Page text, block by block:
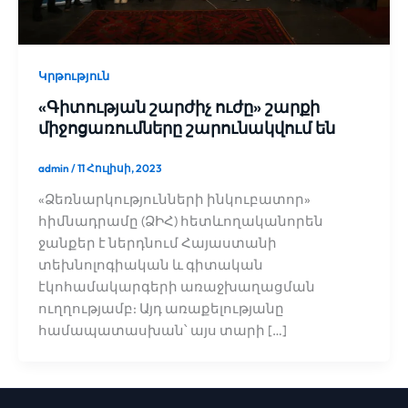
Կրթություն
«Գիտության շարժիչ ուժը» շարքի
միջոցառումները շարունակվում են
admin/11 Հուլիսի, 2023
«Ձեռնարկությունների ինկուբատոր»
հիմնադրամը (ՁԻՀ) հետևողականորեն
ջանքեր է ներդնում Հայաստանի
տեխնոլոգիական և գիտական
էկոհամակարգերի առաջխաղացման
ուղղությամբ: Այդ առաքելությանը
համապատասխան՝ այս տարի […]